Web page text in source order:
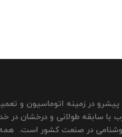
پیشرو در زمینه اتوماسیون و
با سابقه طولانی و درخشان
خوشنامی در صنعت کشور است.